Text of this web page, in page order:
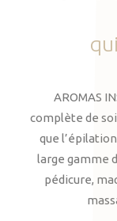
qui
AROMAS
complète de
que
large gamme
pédicure,